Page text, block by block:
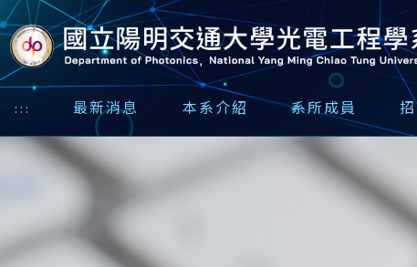
::: 最新消息 本系介紹 系所成員